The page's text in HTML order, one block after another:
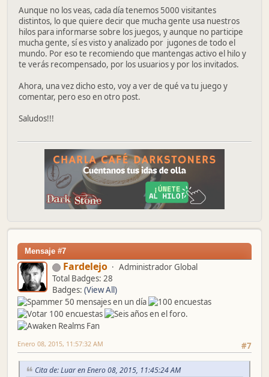
Aunque no los veas, cada día tenemos 5000 visitantes
distintos, lo que quiere decir que mucha gente usa nuestros
hilos para informarse sobre los juegos, y aunque no participe
mucha gente, sí es visto y analizado por jugones de todo el
mundo. Por eso te recomiendo que mantengas activo el hilo y
te verás recompensado, por los usuarios y por los invitados.
Ahora, una vez dicho esto, voy a ver de qué va tu juego y
comentar, pero eso en otro post.
Saludos!!!
Mensaje #7
Fardelejo
Administrador Global
Total Badges: 28
Badges: (View All)
#7
Enero 08, 2015, 11:57:32 AM
Cita de: Luar en Enero 08, 2015, 11:45:24 AM